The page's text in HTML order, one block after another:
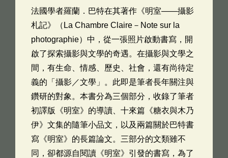
法國學者羅蘭．巴特在其著作《明室——攝影
札記》（La Chambre Claire－Note sur la
photographie）中，從一張照片啟動書寫，開
啟了探索攝影與文學的奇遇。在攝影與文學之
間，有生命、情感、歷史、社會，還有尚待定
義的「攝影／文學」。此即是筆者長年關注與
鑽研的對象。本書分為三個部分，收錄了筆者
初譯版《明室》的導讀、十來篇《糖衣與木乃
伊》文集的隨筆小品文，以及兩篇關於巴特書
寫《明室》的長篇論文。三部分的文類雖不
同，卻都源自閱讀《明室》引發的書寫，為了